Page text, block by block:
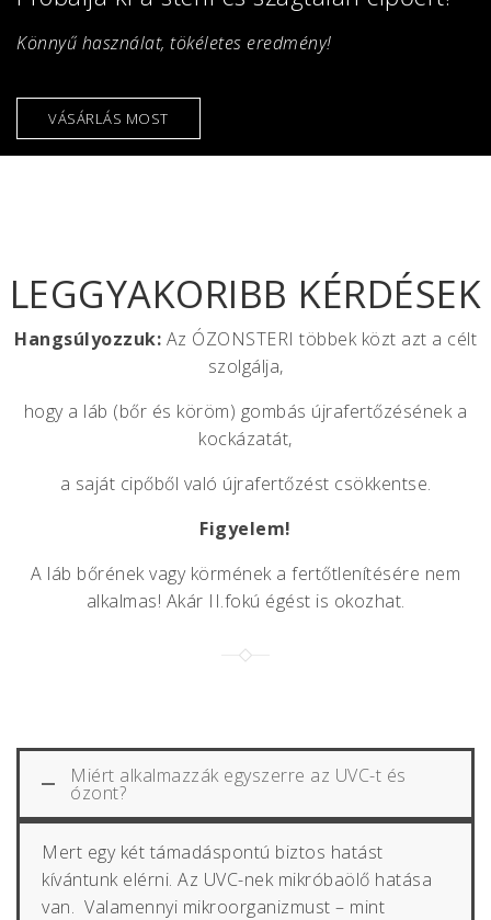
Könnyű használat, tökéletes eredmény!
VÁSÁRLÁS MOST
LEGGYAKORIBB KÉRDÉSEK
Hangsúlyozzuk: Az ÓZONSTERI többek közt azt a célt
szolgálja,
hogy a láb (bőr és köröm) gombás újrafertőzésének a
kockázatát,
a saját cipőből való újrafertőzést csökkentse.
Figyelem!
A láb bőrének vagy körmének a fertőtlenítésére nem
alkalmas! Akár II.fokú égést is okozhat.
Miért alkalmazzák egyszerre az UVC-t és
ózont?
Mert egy két támadáspontú biztos hatást
kívántunk elérni. Az UVC-nek mikróbaölő hatása
van. Valamennyi mikroorganizmust – mint